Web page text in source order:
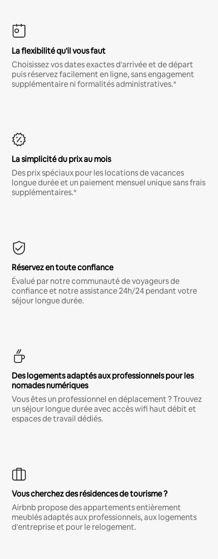
La flexibilité qu'il vous faut
Choisissez vos dates exactes d'arrivée et de départ
puis réservez facilement en ligne, sans engagement
supplémentaire ni formalités administratives.*
La simplicité du prix au mois
Des prix spéciaux pour les locations de vacances
longue durée et un paiement mensuel unique sans frais
supplémentaires.*
Réservez en toute confiance
Évalué par notre communauté de voyageurs de
confiance et notre assistance 24h/24 pendant votre
séjour longue durée.
Des logements adaptés aux professionnels pour les
nomades numériques
Vous êtes un professionnel en déplacement ? Trouvez
un séjour longue durée avec accès wifi haut débit et
espaces de travail dédiés.
Vous cherchez des résidences de tourisme ?
Airbnb propose des appartements entièrement
meublés adaptés aux professionnels, aux logements
d'entreprise et pour le relogement.